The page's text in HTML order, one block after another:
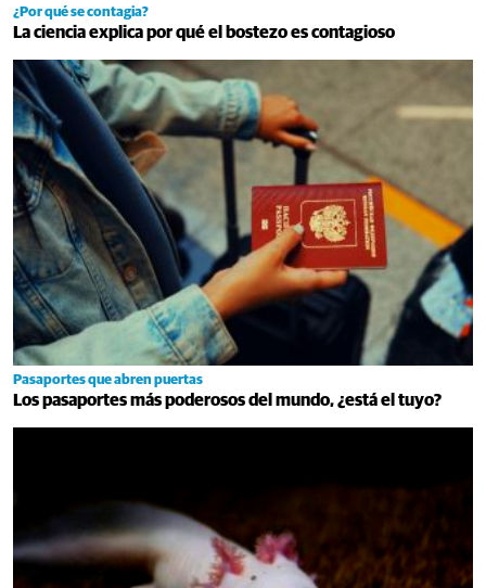
¿Por qué se contagia?
La ciencia explica por qué el bostezo es contagioso
Pasaportes que abren puertas
Los pasaportes más poderosos del mundo, ¿está el tuyo?